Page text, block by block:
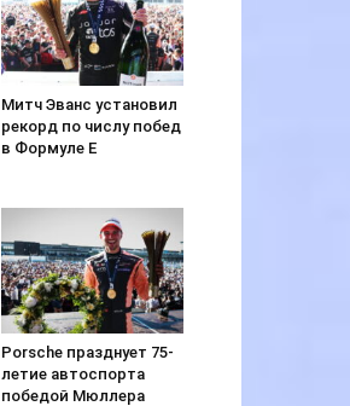
Митч Эванс установил
рекорд по числу побед
в Формуле Е
Porsche празднует 75-
летие автоспорта
победой Мюллера